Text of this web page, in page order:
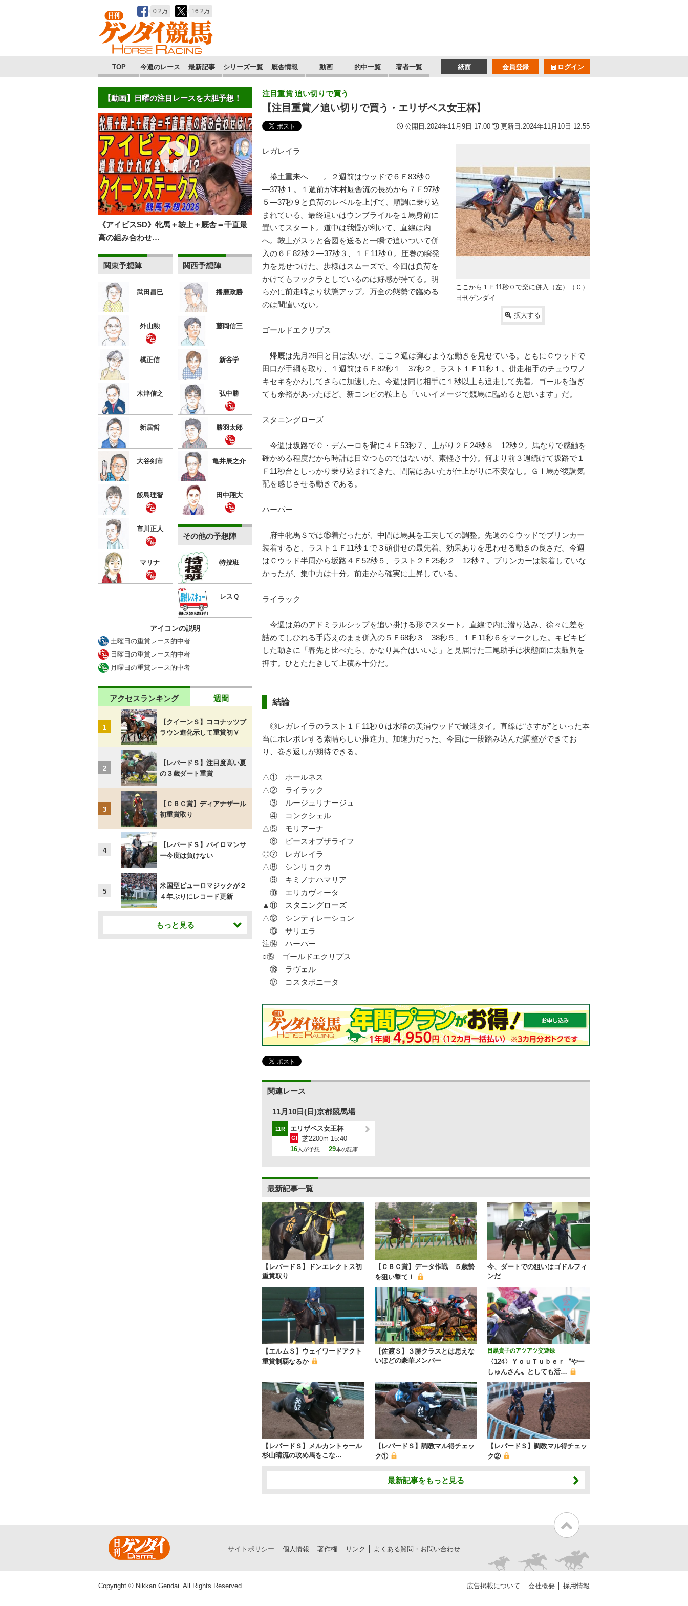
0.2万 16.2万
TOP 今週のレース 最新記事 シリーズ一覧 厩舎情報 動画 的中一覧 著者一覧 ログイン
会員登録
紙面
注目重賞 追い切りで買う
【注目重賞／追い切りで買う・エリザベス女王杯】
公開日:2024年11月9日 17:00 更新日:2024年11月10日 12:55
ここから１Ｆ11秒０で楽に併入（左）（Ｃ）
日刊ゲンダイ
拡大する
レガレイラ
捲土重来へ――。２週前はウッドで６Ｆ83秒０
―37秒１。１週前が木村厩舎流の長めから７Ｆ97秒
５―37秒９と負荷のレベルを上げて、順調に乗り込
まれている。最終追いはウンブライルを１馬身前に
置いてスタート。道中は我慢が利いて、直線は内
へ。鞍上がスッと合図を送ると一瞬で追いついて併
入の６Ｆ82秒２―37秒３、１Ｆ11秒０。圧巻の瞬発
力を見せつけた。歩様はスムーズで、今回は負荷を
かけてもフックラとしているのは好感が持てる。明
らかに前走時より状態アップ。万全の態勢で臨める
のは間違いない。
ゴールドエクリプス
帰厩は先月26日と日は浅いが、ここ２週は弾むような動きを見せている。ともにＣウッドで
田口が手綱を取り、１週前は６Ｆ82秒１―37秒２、ラスト１Ｆ11秒１。併走相手のチュウワノ
キセキをかわしてさらに加速した。今週は同じ相手に１秒以上も追走して先着。ゴールを過ぎ
ても余裕があったほど。新コンビの鞍上も「いいイメージで競馬に臨めると思います」だ。
スタニングローズ
今週は坂路でＣ・デムーロを背に４Ｆ53秒７、上がり２Ｆ24秒８―12秒２。馬なりで感触を
確かめる程度だから時計は目立つものではないが、素軽さ十分。何より前３週続けて坂路で１
Ｆ11秒台としっかり乗り込まれてきた。間隔はあいたが仕上がりに不安なし。ＧⅠ馬が復調気
配を感じさせる動きである。
ハーパー
府中牝馬Ｓでは⑮着だったが、中間は馬具を工夫しての調整。先週のＣウッドでブリンカー
装着すると、ラスト１Ｆ11秒１で３頭併せの最先着。効果ありを思わせる動きの良さだ。今週
はＣウッド半周から坂路４Ｆ52秒５、ラスト２Ｆ25秒２―12秒７。ブリンカーは装着していな
かったが、集中力は十分。前走から確実に上昇している。
ライラック
今週は弟のアドミラルシップを追い掛ける形でスタート。直線で内に潜り込み、徐々に差を
詰めてしびれる手応えのまま併入の５Ｆ68秒３―38秒５、１Ｆ11秒６をマークした。キビキビ
した動きに「春先と比べたら、かなり具合はいいよ」と見届けた三尾助手は状態面に太鼓判を
押す。ひとたたきして上積み十分だ。
結論
◎レガレイラのラスト１Ｆ11秒０は水曜の美浦ウッドで最速タイ。直線は“さすが”といった本
当にホレボレする素晴らしい推進力、加速力だった。今回は一段踏み込んだ調整ができてお
り、巻き返しが期待できる。
△① ホールネス
△② ライラック
③ ルージュリナージュ
④ コンクシェル
△⑤ モリアーナ
⑥ ピースオブザライフ
◎⑦ レガレイラ
△⑧ シンリョクカ
⑨ キミノナハマリア
⑩ エリカヴィータ
▲⑪ スタニングローズ
△⑫ シンティレーション
⑬ サリエラ
注⑭ ハーパー
○⑮ ゴールドエクリプス
⑯ ラヴェル
⑰ コスタボニータ
関連レース
11月10日(日)京都競馬場
11R エリザベス女王杯
GI
芝2200m 15:40
16 人が予想 29本の記事
最新記事一覧
【レパードＳ】ドンエレクトス初
重賞取り
【ＣＢＣ賞】データ作戦 ５歳勢
を狙い撃て！
今、ダートでの狙いはゴドルフィ
ンだ
【エルムＳ】ウェイワードアクト
重賞制覇なるか
【佐渡Ｓ】３勝クラスとは思えな
いほどの豪華メンバー
目黒貴子のアツアツ交遊録
〈124〉ＹｏｕＴｕｂｅｒ〝やー
しゅんさん〟としても活…
【レパードＳ】メルカントゥール
杉山晴流の攻め馬をこな…
【レパードＳ】調教マル得チェッ
ク①
【レパードＳ】調教マル得チェッ
ク②
最新記事をもっと見る
【動画】日曜の注目レースを大胆予想！
《アイビスSD》牝馬＋鞍上＋厩舎＝千直最
高の組み合わせ…
関東予想陣
武田昌已
外山勲
橘正信
木津信之
新居哲
大谷剣市
飯島理智
市川正人
マリナ
関西予想陣
播磨政勝
藤岡信三
新谷学
弘中勝
勝羽太郎
亀井辰之介
田中翔大
その他の予想陣
特捜班
レスＱ
アイコンの説明
土曜日の重賞レース的中者
日曜日の重賞レース的中者
月曜日の重賞レース的中者
アクセスランキング 週間
1
【クイーンＳ】ココナッツブ
ラウン進化示して重賞初Ｖ
2
【レパードＳ】注目度高い夏
の３歳ダート重賞
3
【ＣＢＣ賞】ディアナザール
初重賞取り
4
【レパードＳ】パイロマンサ
ー今度は負けない
5
米国型ピューロマジックが２
４年ぶりにレコード更新
もっと見る
サイトポリシー 個人情報 著作権 リンク よくある質問・お問い合わせ
Copyright © Nikkan Gendai. All Rights Reserved. 広告掲載について 会社概要 採用情報